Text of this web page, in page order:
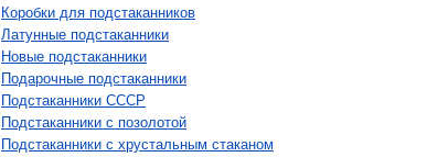
Коробки для подстаканников
Латунные подстаканники
Новые подстаканники
Подарочные подстаканники
Подстаканники СССР
Подстаканники с позолотой
Подстаканники с хрустальным стаканом